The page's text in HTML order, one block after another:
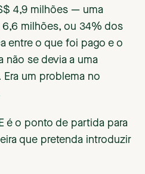
4,9 milhões — uma
milhões, ou 34% dos
entre o que foi pago e o
não se devia a uma
um problema no
é o ponto de partida para
que pretenda introduzir